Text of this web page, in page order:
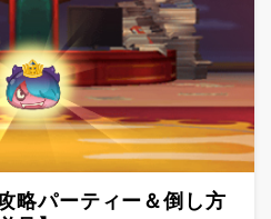
略パーティー＆倒し方